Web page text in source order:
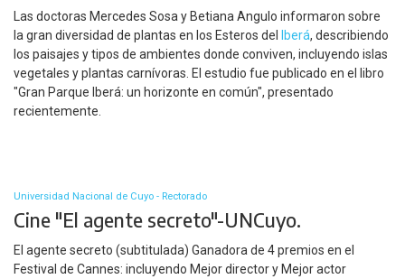
Las doctoras Mercedes Sosa y Betiana Angulo informaron sobre
la gran diversidad de plantas en los Esteros del
Iberá, describiendo
los paisajes y tipos de ambientes donde conviven, incluyendo islas
vegetales y plantas carnívoras. El estudio fue publicado en el libro
"Gran Parque Iberá: un horizonte en común", presentado
recientemente.
Universidad Nacional de Cuyo - Rectorado
Cine "El agente secreto"-UNCuyo.
El agente secreto (subtitulada) Ganadora de 4 premios en el
Festival de Cannes: incluyendo Mejor director y Mejor actor